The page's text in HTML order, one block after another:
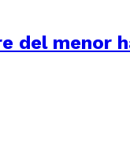
del menor